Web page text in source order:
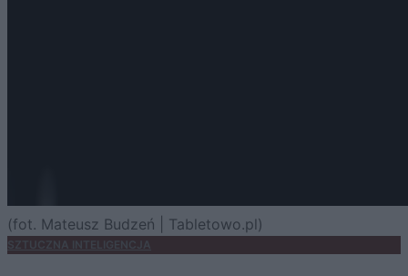
(fot. Mateusz Budzeń | Tabletowo.pl)
SZTUCZNA INTELIGENCJA